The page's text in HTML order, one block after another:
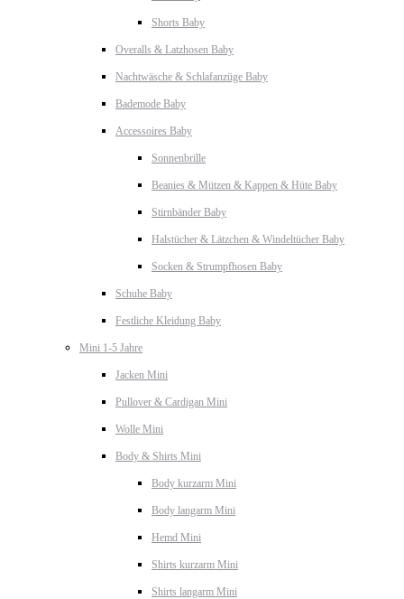
Shorts Baby
Overalls & Latzhosen Baby
Nachtwäsche & Schlafanzüge Baby
Bademode Baby
Accessoires Baby
Sonnenbrille
Beanies & Mützen & Kappen & Hüte Baby
Stirnbänder Baby
Halstücher & Lätzchen & Windeltücher Baby
Socken & Strumpfhosen Baby
Schuhe Baby
Festliche Kleidung Baby
Mini 1-5 Jahre
Jacken Mini
Pullover & Cardigan Mini
Wolle Mini
Body & Shirts Mini
Body kurzarm Mini
Body langarm Mini
Hemd Mini
Shirts kurzarm Mini
Shirts langarm Mini